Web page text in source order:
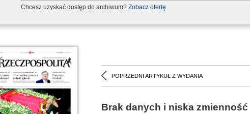
Chcesz uzyskać dostęp do archiwum? Zobacz ofertę
POPRZEDNI ARTYKUŁ Z WYDANIA
Brak danych i niska zmienność